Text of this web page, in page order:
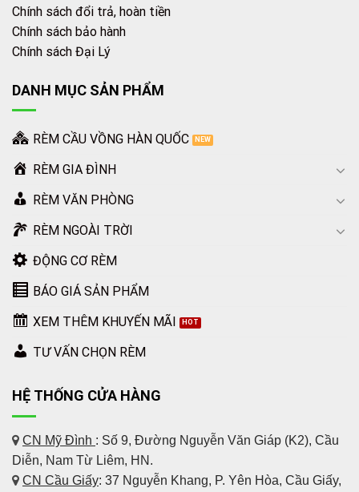
Chính sách đổi trả, hoàn tiền
Chính sách bảo hành
Chính sách Đại Lý
DANH MỤC SẢN PHẨM
RÈM CẦU VỒNG HÀN QUỐC
RÈM GIA ĐÌNH
RÈM VĂN PHÒNG
RÈM NGOÀI TRỜI
ĐỘNG CƠ RÈM
BÁO GIÁ SẢN PHẨM
XEM THÊM KHUYẾN MÃI
TƯ VẤN CHỌN RÈM
HỆ THỐNG CỬA HÀNG
CN Mỹ Đình : Số 9, Đường Nguyễn Văn Giáp (K2), Cầu
Diễn, Nam Từ Liêm, HN.
CN Cầu Giấy: 37 Nguyễn Khang, P. Yên Hòa, Cầu Giấy,